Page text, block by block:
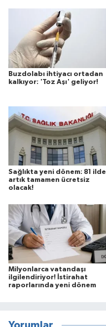
Buzdolabı ihtiyacı ortadan
kalkıyor: 'Toz Aşı' geliyor!
Sağlıkta yeni dönem: 81 ilde
artık tamamen ücretsiz
olacak!
Milyonlarca vatandaşı
ilgilendiriyor! İstirahat
raporlarında yeni dönem